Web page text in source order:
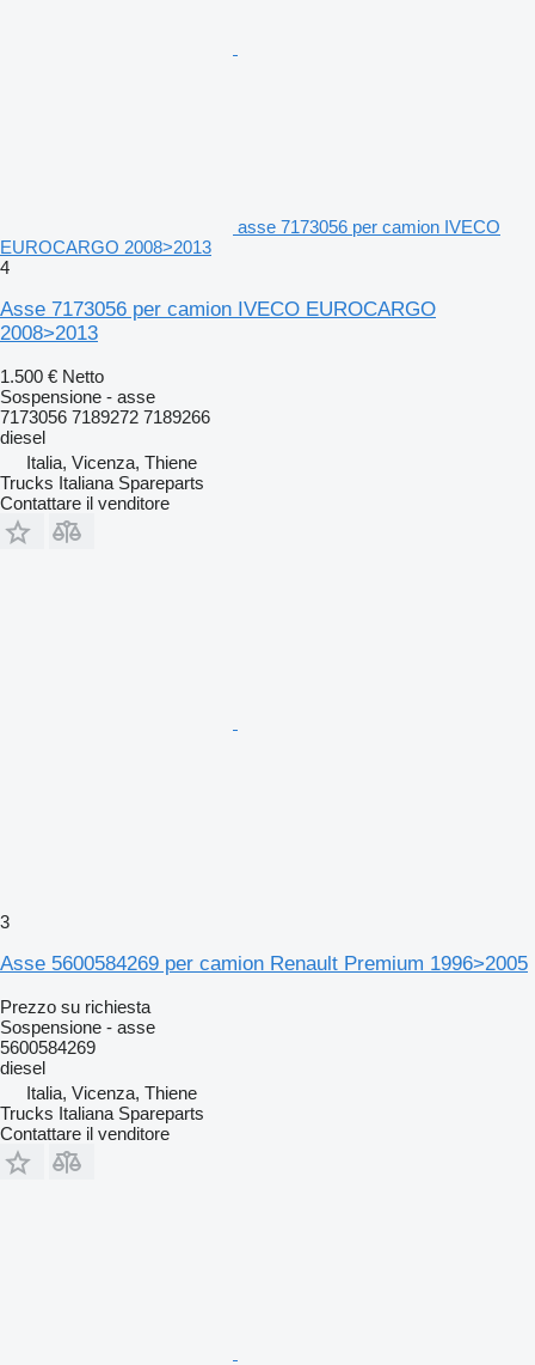
asse 7173056 per camion IVECO
EUROCARGO 2008>2013
4
Asse 7173056 per camion IVECO EUROCARGO
2008>2013
1.500 € Netto
Sospensione - asse
7173056 7189272 7189266
diesel
Italia, Vicenza, Thiene
Trucks Italiana Spareparts
Contattare il venditore
3
Asse 5600584269 per camion Renault Premium 1996>2005
Prezzo su richiesta
Sospensione - asse
5600584269
diesel
Italia, Vicenza, Thiene
Trucks Italiana Spareparts
Contattare il venditore